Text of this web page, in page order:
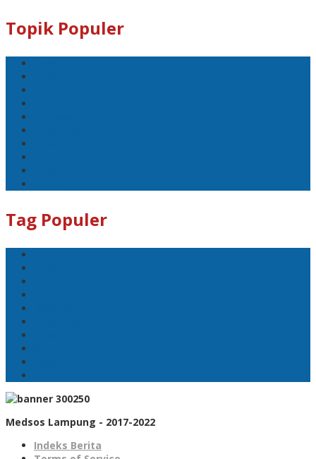
Topik Populer
Tag Populer
Medsos Lampung - 2017-2022
Indeks Berita